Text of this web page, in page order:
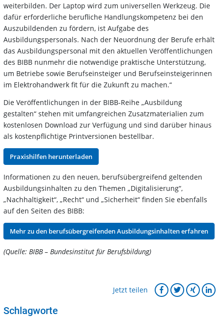
weiterbilden. Der Laptop wird zum universellen Werkzeug. Die
dafür erforderliche berufliche Handlungskompetenz bei den
Auszubildenden zu fördern, ist Aufgabe des
Ausbildungspersonals. Nach der Neuordnung der Berufe erhält
das Ausbildungspersonal mit den aktuellen Veröffent­lichungen
des BIBB nunmehr die notwendige praktische Unterstützung,
um Betriebe sowie Berufseinsteiger und Berufseinsteigerinnen
im Elektrohandwerk fit für die Zukunft zu machen.“
Die Veröffentlichungen in der BIBB-Reihe „Ausbildung
gestalten“ stehen mit umfangreichen Zusatzmaterialien zum
kostenlosen Download zur Verfügung und sind darüber hinaus
als kostenpflichtige Printversionen bestellbar.
Praxishilfen herunterladen
Informationen zu den neuen, berufsübergreifend geltenden
Ausbildungsinhalten zu den Themen „Digitalisierung“,
„Nachhaltigkeit“, „Recht“ und „Sicherheit“ finden Sie ebenfalls
auf den Seiten des BIBB:
Mehr zu den berufsübergreifenden Ausbildungsinhalten erfahren
(Quelle: BIBB – Bundesinstitut für Berufsbildung)
Jetzt teilen
Schlagworte